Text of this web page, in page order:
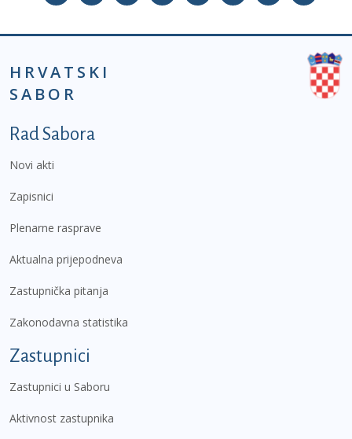
HRVATSKI
SABOR
Podnožje prvi izbornik
Rad Sabora
Novi akti
Zapisnici
Plenarne rasprave
Aktualna prijepodneva
Zastupnička pitanja
Zakonodavna statistika
Zastupnici
Zastupnici u Saboru
Aktivnost zastupnika